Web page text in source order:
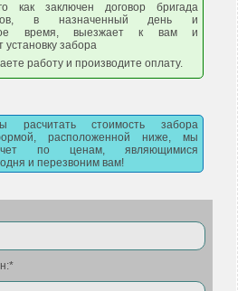
как заключен договор бригада
в назначенный день и
время, выезжает к вам и
установку забора
работу и производите оплату.
расчитать стоимость забора
расположенной ниже, мы
по ценам, являющимися
и перезвоним вам!